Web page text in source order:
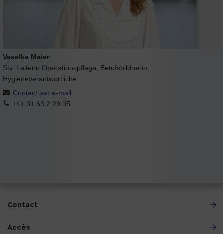
Veselka Maier
Stv. Leiterin Operationspflege, Berufsbildnerin,
Hygieneverantwortliche
Contact par e-mail
+41 31 63 2 29 05
Contact
Accès